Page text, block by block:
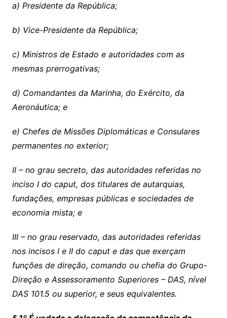
a) Presidente da República;
b) Vice-Presidente da República;
c) Ministros de Estado e autoridades com as
mesmas prerrogativas;
d) Comandantes da Marinha, do Exército, da
Aeronáutica; e
e) Chefes de Missões Diplomáticas e Consulares
permanentes no exterior;
II – no grau secreto, das autoridades referidas no
inciso I do caput, dos titulares de autarquias,
fundações, empresas públicas e sociedades de
economia mista; e
III – no grau reservado, das autoridades referidas
nos incisos I e II do caput e das que exerçam
funções de direção, comando ou chefia do Grupo-
Direção e Assessoramento Superiores – DAS, nível
DAS 101.5 ou superior, e seus equivalentes.